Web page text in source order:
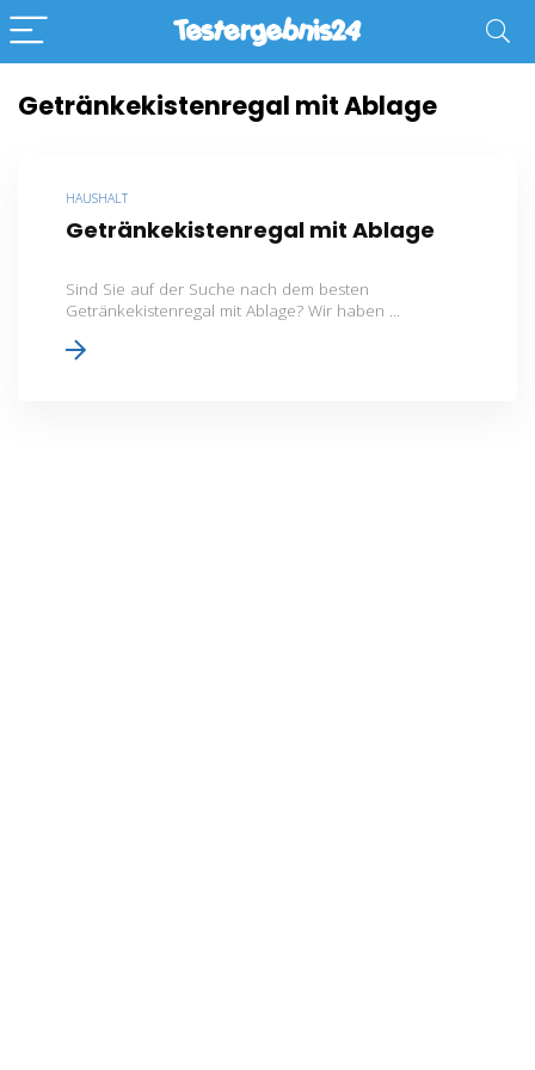
Getränkekistenregal mit Ablage
HAUSHALT
Getränkekistenregal mit Ablage
Sind Sie auf der Suche nach dem besten
Getränkekistenregal mit Ablage? Wir haben ...